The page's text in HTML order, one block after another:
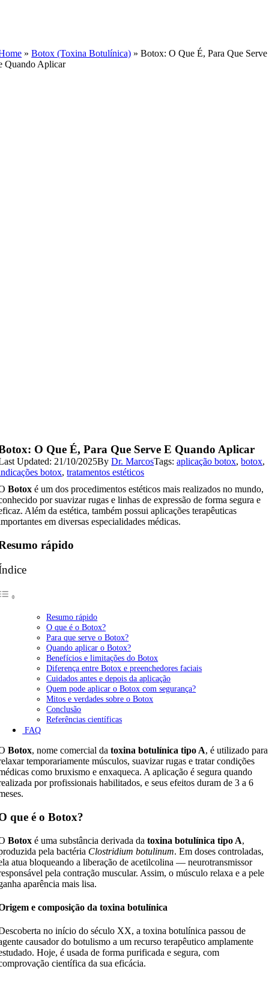
»Botox (Toxina Botulínica) »Botox: O Que É, Para Que Serve
Quando Aplicar
O Que É, Para Que Serve E Quando Aplicar
Updated: 21/10/2025ByDr. MarcosTags:aplicação botox,botox,
botox,tratamentos estéticos
Botox é um dos procedimentos estéticos mais realizados no mundo,
por suavizar rugas e linhas de expressão de forma segura e
Além da estética, também possui aplicações terapêuticas
em diversas especialidades médicas.
rápido
Resumo rápido
O que é o Botox?
Para que serve o Botox?
Quando aplicar o Botox?
Benefícios e limitações do Botox
Diferença entre Botox e preenchedores faciais
Cuidados antes e depois da aplicação
Quem pode aplicar o Botox com segurança?
Mitos e verdades sobre o Botox
Conclusão
Referências científicas
FAQ
Botox, nome comercial datoxina botulínica tipo A, é utilizado para
temporariamente músculos, suavizar rugas e tratar condições
como bruxismo e enxaqueca. A aplicação é segura quando
por profissionais habilitados, e seus efeitos duram de 3 a 6
que é o Botox?
Botox é uma substância derivada datoxina botulínica tipo A,
pela bactéria Clostridium botulinum. Em doses controladas,
atua bloqueando a liberação de acetilcolina — neurotransmissor
pela contração muscular. Assim, o músculo relaxa e a pele
aparência mais lisa.
e composição da toxina botulínica
no início do século XX, a toxina botulínica passou de
causador do botulismo a um recurso terapêutico amplamente
Hoje, é usada de forma purificada e segura, com
científica da sua eficácia.